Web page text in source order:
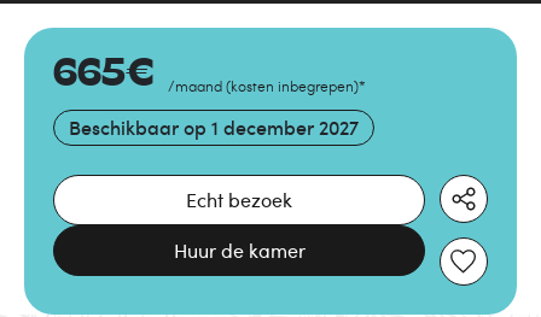
665€ /maand (kosten inbegrepen)*
Beschikbaar op 1 december 2027
Echt bezoek
Huur de kamer